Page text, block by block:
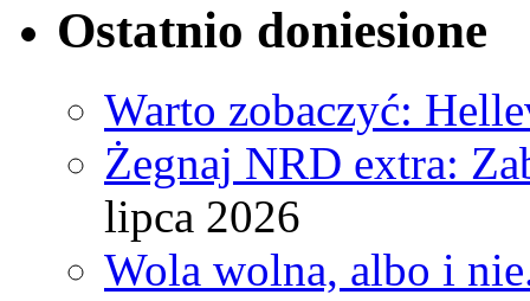
Ostatnio doniesione
Warto zobaczyć:
Żegnaj NRD extra:
lipca 2026
Wola wolna, albo i